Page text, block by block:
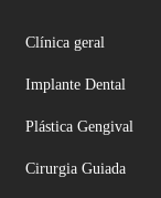
Clínica geral
Implante Dental
Plástica Gengival
Cirurgia Guiada